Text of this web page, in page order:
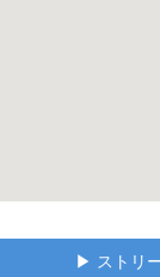
▶︎ ストリ